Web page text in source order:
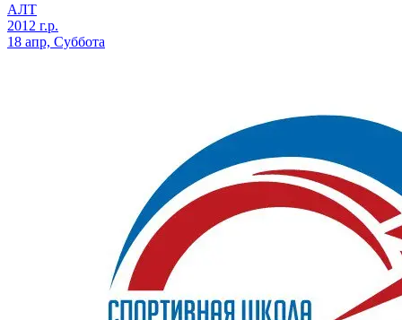
АЛТ
2012 г.р.
18 апр, Суббота